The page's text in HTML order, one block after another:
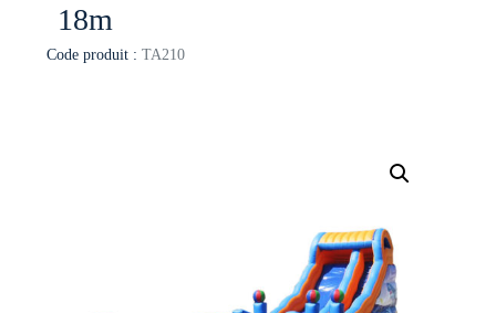
18m
Code produit : TA210